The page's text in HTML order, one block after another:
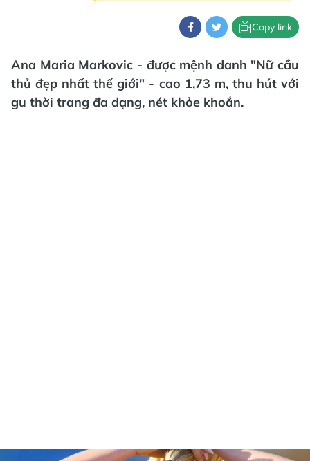
Copy link
Ana Maria Markovic - được mệnh danh "Nữ cầu
thủ đẹp nhất thế giới" - cao 1,73 m, thu hút với
gu thời trang đa dạng, nét khỏe khoắn.